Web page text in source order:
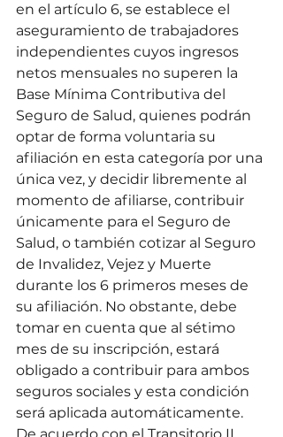
en el artículo 6, se establece el
aseguramiento de trabajadores
independientes cuyos ingresos
netos mensuales no superen la
Base Mínima Contributiva del
Seguro de Salud, quienes podrán
optar de forma voluntaria su
afiliación en esta categoría por una
única vez, y decidir libremente al
momento de afiliarse, contribuir
únicamente para el Seguro de
Salud, o también cotizar al Seguro
de Invalidez, Vejez y Muerte
durante los 6 primeros meses de
su afiliación. No obstante, debe
tomar en cuenta que al sétimo
mes de su inscripción, estará
obligado a contribuir para ambos
seguros sociales y esta condición
será aplicada automáticamente.